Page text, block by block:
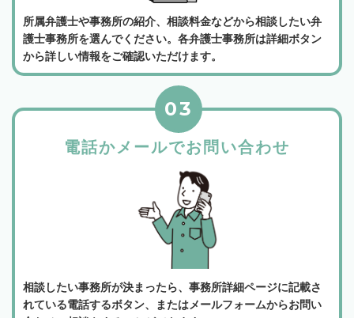
所属弁護士や事務所の紹介、相談料金などから相談したい弁
護士事務所を選んでください。各弁護士事務所は詳細ボタン
から詳しい情報をご確認いただけます。
電話かメールでお問い合わせ
03
相談したい事務所が決まったら、事務所詳細ページに記載さ
れている電話するボタン、またはメールフォームからお問い